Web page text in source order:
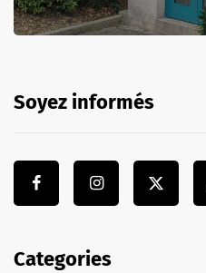
Soyez informés
Categories